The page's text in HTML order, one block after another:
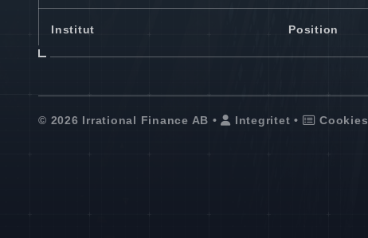
Institut Position
© 2026 Irrational Finance AB • Integritet • Cookies